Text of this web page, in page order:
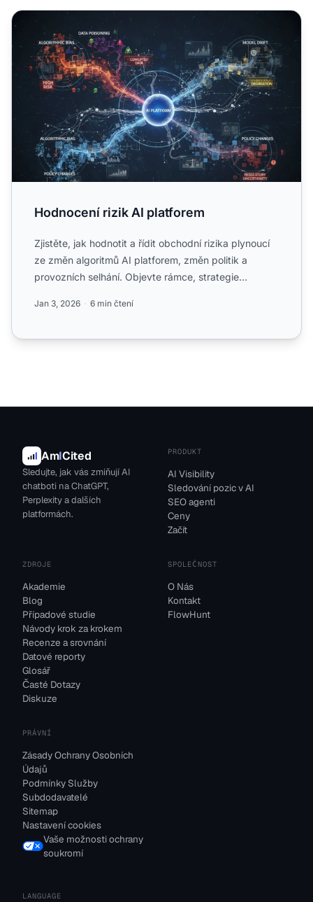
Hodnocení rizik AI platforem
Hodnocení rizik AI platforem
Zjistěte, jak hodnotit a řídit obchodní rizika plynoucí
ze změn algoritmů AI platforem, změn politik a
provozních selhání. Objevte rámce, strategie
Jan 3, 2026 6 min čtení
AmICited
Sledujte, jak vás zmiňují AI
chatboti na ChatGPT,
Perplexity a dalších
platformách.
PRODUKT
AI Visibility
Sledování pozic v AI
SEO agenti
Ceny
Začít
ZDROJE
Akademie
Blog
Případové studie
Návody krok za krokem
Recenze a srovnání
Datové reporty
Glosář
Časté Dotazy
Diskuze
SPOLEČNOST
O Nás
Kontakt
FlowHunt
PRÁVNÍ
Zásady Ochrany Osobních
Údajů
Podmínky Služby
Subdodavatelé
Sitemap
Nastavení cookies
Vaše možnosti ochrany
soukromí
LANGUAGE